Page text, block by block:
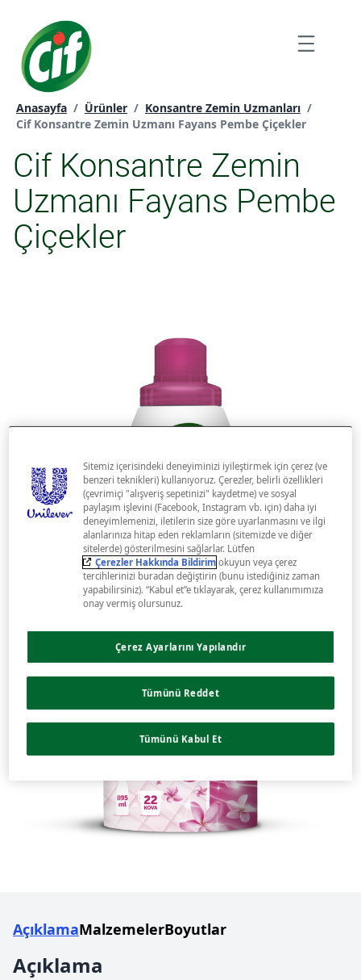
Anasayfa / Ürünler / Konsantre Zemin Uzmanları /
Geçerli sayfa:
Cif Konsantre Zemin Uzmanı Fayans Pembe Çiçekler
Cif Konsantre Zemin
Uzmanı Fayans Pembe
Çiçekler
AçıklamaMalzemelerBoyutlar
Açıklama
Sitemiz içerisindeki deneyiminizi iyileştirmek için çerez (ve
benzeri teknikleri) kullanıyoruz. Çerezler, belirli özellikleri
(çevrimiçi "alışveriş sepetinizi" kaydetme) ve sosyal
paylaşım işlevini (Facebook, Instagram vb. için) daha iyi
deneyimlemenizi, iletilerin size göre uyarlanmasını ve ilgi
alanlarınıza hitap eden reklamların (sitemizde ve diğer
sitelerde) gösterilmesini sağlarlar. Lütfen
Çerezler Hakkında Bildirim okuyun veya çerez
tercihlerinizi buradan değiştirin (bunu istediğiniz zaman
yapabilirsiniz). “Kabul et”e tıklayarak, çerez kullanımımıza
onay vermiş olursunuz.
Çerez Ayarlarını Yapılandır
Tümünü Reddet
Tümünü Kabul Et